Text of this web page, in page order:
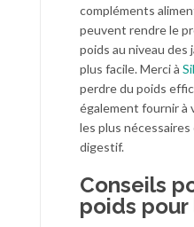
compléments
peuvent rendre le
poids au niveau des
plus facile. Merci à
perdre du poids
également fournir à
les plus
digestif.
Conseils
poids